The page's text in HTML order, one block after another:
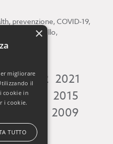
, prevenzione, COVID-19,
cervello,
2022 2021
2016
2015
2009
×
migliorare
il
cookie in
i cookie.
TUTTO